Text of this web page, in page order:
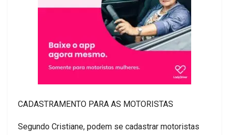
CADASTRAMENTO PARA AS MOTORISTAS
Segundo Cristiane, podem se cadastrar motoristas